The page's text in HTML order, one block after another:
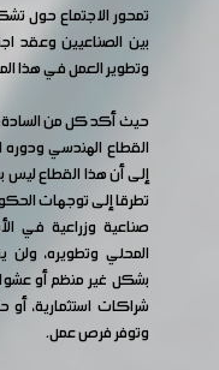
تمحور الاجتماع حول
بين الصناعيين وعقد
وتطوير العمل في هذا
حيث أكد كل من
القطاع الهندسي ودوره
إلى أن هذا القطاع ليس
تطرقا إلى توجهات
صناعية وزراعية في
المحلي وتطويره، ولن
بشكل غير منظم أو
شراكات استثمارية،
وتوفر فرص عمل.